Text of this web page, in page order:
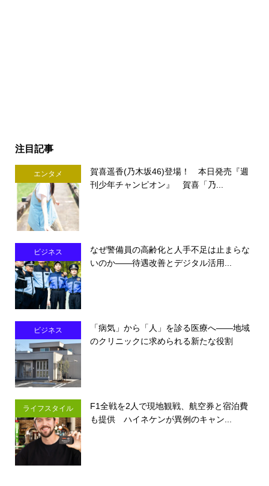
注目記事
エンタメ
賀喜遥香(乃木坂46)登場！ 本日発売『週
刊少年チャンピオン』 賀喜「乃...
ビジネス
なぜ警備員の高齢化と人手不足は止まらな
いのか――待遇改善とデジタル活用...
ビジネス
「病気」から「人」を診る医療へ――地域
のクリニックに求められる新たな役割
ライフスタイル
F1全戦を2人で現地観戦、航空券と宿泊費
も提供 ハイネケンが異例のキャン...